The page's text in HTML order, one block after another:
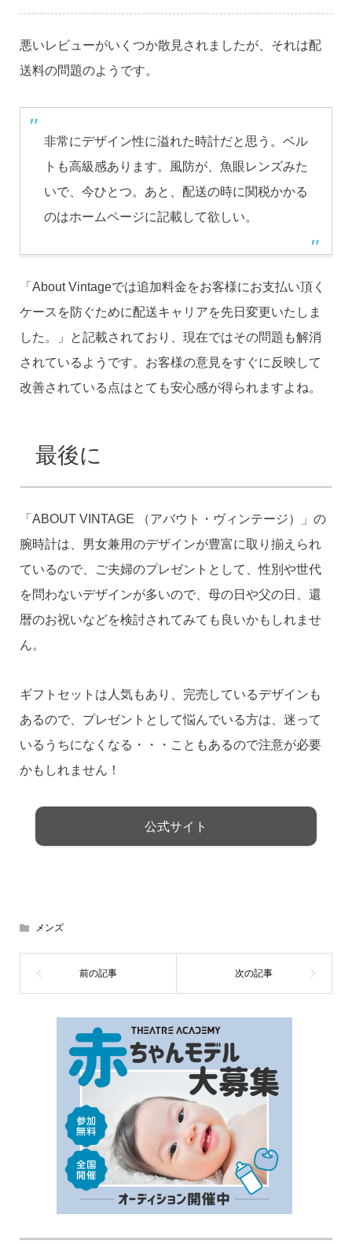
悪いレビューがいくつか散見されましたが、それは配
送料の問題のようです。
非常にデザイン性に溢れた時計だと思う。ベル
トも高級感あります。風防が、魚眼レンズみた
いで、今ひとつ。あと、配送の時に関税かかる
のはホームページに記載して欲しい。
「About Vintageでは追加料金をお客様にお支払い頂く
ケースを防ぐために配送キャリアを先日変更いたしま
した。」と記載されており、現在ではその問題も解消
されているようです。お客様の意見をすぐに反映して
改善されている点はとても安心感が得られますよね。
最後に
「ABOUT VINTAGE （アバウト・ヴィンテージ）」の
腕時計は、男女兼用のデザインが豊富に取り揃えられ
ているので、ご夫婦のプレゼントとして、性別や世代
を問わないデザインが多いので、母の日や父の日、還
暦のお祝いなどを検討されてみても良いかもしれませ
ん。
ギフトセットは人気もあり、完売しているデザインも
あるので、プレゼントとして悩んでいる方は、迷って
いるうちになくなる・・・こともあるので注意が必要
かもしれません！
公式サイト
メンズ